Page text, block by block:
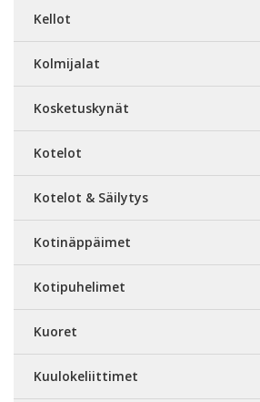
Kellot
Kolmijalat
Kosketuskynät
Kotelot
Kotelot & Säilytys
Kotinäppäimet
Kotipuhelimet
Kuoret
Kuulokeliittimet